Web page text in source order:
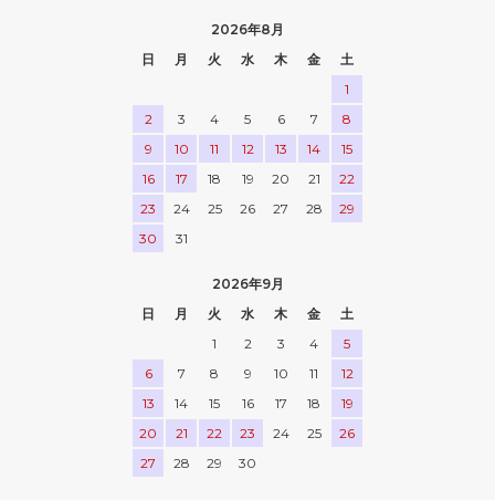
2026年8月
日
月 火 水 木 金
土
1
2
3 4 5 6 7
8
9
10 11 12 13 14
15
16
17 18 19 20 21
22
23
24 25 26 27 28
29
30
31
2026年9月
日
月 火 水 木 金
土
1
2 3 4
5
6
7 8 9 10 11
12
13
14 15 16 17 18
19
20
21 22 23 24 25
26
27
28 29 30